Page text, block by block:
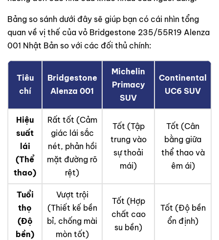
Bảng so sánh dưới đây sẽ giúp bạn có cái nhìn tổng
quan về vị thế của vỏ Bridgestone 235/55R19 Alenza
001 Nhật Bản so với các đối thủ chính:
Tiêu
chí
Bridgestone
Alenza 001
Michelin
Primacy
SUV
Continental
UC6 SUV
Hiệu
suất
lái
(Thể
thao)
Rất tốt (Cảm
giác lái sắc
nét, phản hồi
mặt đường rõ
rệt)
Tốt (Tập
trung vào
sự thoải
mái)
Tốt (Cân
bằng giữa
thể thao và
êm ái)
Tuổi
thọ
(Độ
bền)
Vượt trội
(Thiết kế bền
bỉ, chống mài
mòn tốt)
Tốt (Hợp
chất cao
su bền)
Tốt (Độ bền
ổn định)